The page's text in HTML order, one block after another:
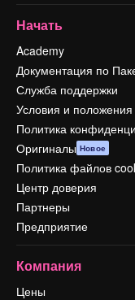
Начать
Academy
Документация по
Служба поддержки
Условия и положения
Политика
Оригиналы Новое
Политика файлов
Центр доверия
Партнеры
Предприятие
Компания
Цены